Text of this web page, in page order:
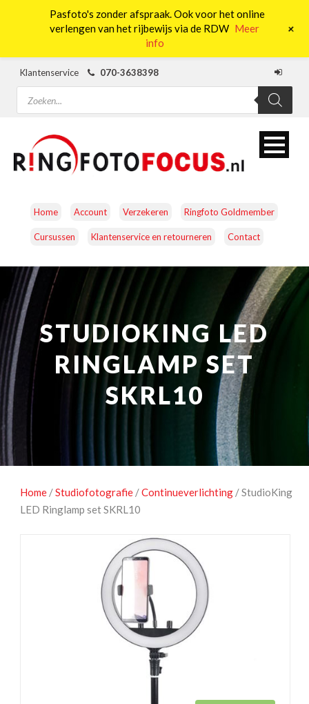
Klantenservice
070-3638398
Producten
zoeken
Home Account Verzekeren Ringfoto Goldmember
Cursussen Klantenservice en retourneren Contact
CAMERA’S OBJECTIEVEN ACCESSOIRES
NATUUROBSERVATIE MEDIA EN ENERGIE
STUDIOFOTOGRAFIE OCCASIONS
STUDIOKING LED
RINGLAMP SET
SKRL10
Home /Studiofotografie /Continueverlichting / StudioKing
LED Ringlamp set SKRL10
Pasfoto's zonder afspraak. Ook voor het online
verlengen van het rijbewijs via de RDW Meer
info
+